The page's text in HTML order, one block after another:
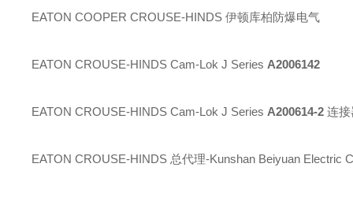
EATON COOPER CROUSE-HINDS 伊顿库柏防爆电气
EATON CROUSE-HINDS Cam-Lok J Series A2006142
EATON CROUSE-HINDS Cam-Lok J Series A200614-2 连接
EATON CROUSE-HINDS 总代理-Kunshan Beiyuan Electric